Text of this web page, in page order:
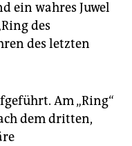
ein wahres Juwel
des
des letzten
Am „Ring“
dem dritten,